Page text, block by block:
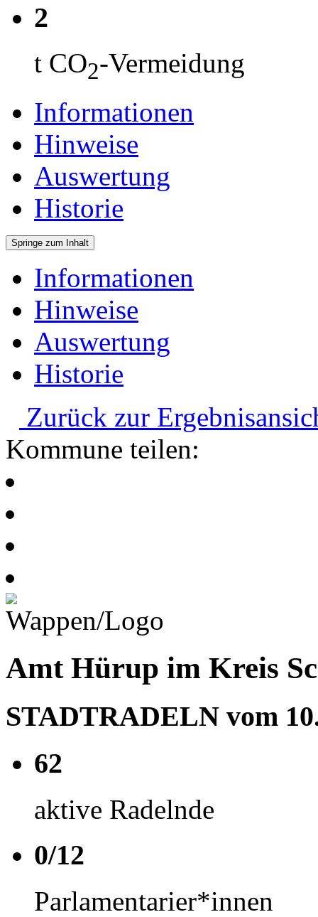
2
t CO2-Vermeidung
Informationen
Hinweise
Auswertung
Historie
Springe zum Inhalt
Informationen
Hinweise
Auswertung
Historie
Zurück zur
Kommune teilen:
Amt Hürup im Kreis
STADTRADELN vom
62
aktive Radelnde
0/12
Parlamentarier*innen